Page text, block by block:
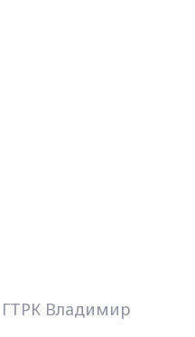
ГТРК Владимир